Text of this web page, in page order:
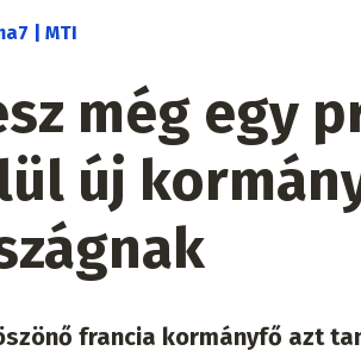
| MTI
még egy
új
francia kormányfő azt